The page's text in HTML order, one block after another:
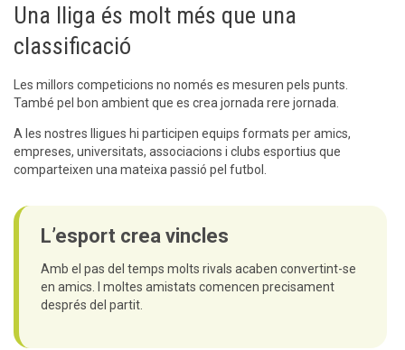
Una lliga és molt més que una
classificació
Les millors competicions no només es mesuren pels punts.
També pel bon ambient que es crea jornada rere jornada.
A les nostres lligues hi participen equips formats per amics,
empreses, universitats, associacions i clubs esportius que
comparteixen una mateixa passió pel futbol.
L’esport crea vincles
Amb el pas del temps molts rivals acaben convertint-se
en amics. I moltes amistats comencen precisament
després del partit.